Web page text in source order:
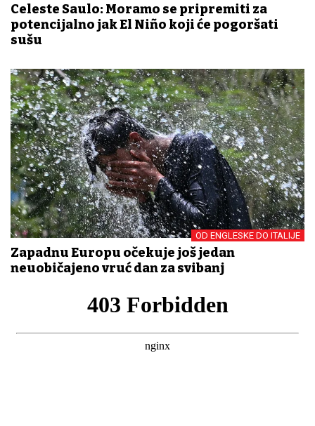
Celeste Saulo: Moramo se pripremiti za
potencijalno jak El Niño koji će pogoršati
sušu
OD ENGLESKE DO ITALIJE
Zapadnu Europu očekuje još jedan
neuobičajeno vruć dan za svibanj